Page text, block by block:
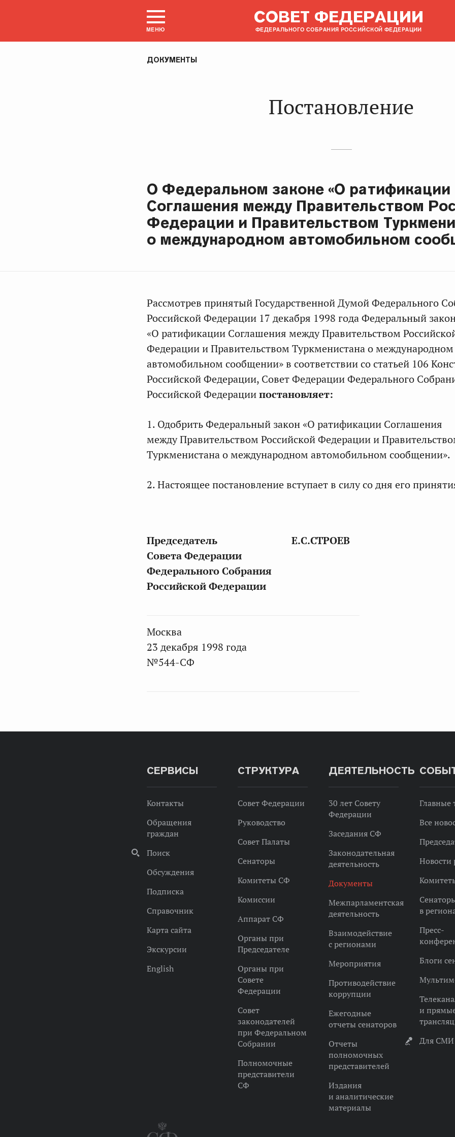
МЕНЮ
СОВЕТ ФЕДЕРАЦИИ
ФЕДЕРАЛЬНОГО СОБРАНИЯ РОССИЙСКОЙ ФЕДЕРАЦИИ
ДОКУМЕНТЫ
Постановление
О Федеральном законе «О ратификации
Соглашения между Правительством
Федерации и Правительством
о международном автомобильном
Рассмотрев принятый Государственной Думой Федерального
Российской Федерации 17 декабря 1998 года Федеральный
«О ратификации Соглашения между Правительством
Федерации и Правительством Туркменистана о международном
автомобильном сообщении» в соответствии со статьей 106
Российской Федерации, Совет Федерации Федерального
Российской Федерациипостановляет:
1. Одобрить Федеральный закон «О ратификации Соглашения
между Правительством Российской Федерации и
Туркменистана о международном автомобильном сообщении».
2. Настоящее постановление вступает в силу со дня его
Председатель
Совета Федерации
Федерального Собрания
Российской Федерации
Е.С.СТРОЕВ
Москва
23 декабря 1998 года
№544-СФ
СЕРВИСЫ
Контакты
Обращения
граждан
Поиск
Обсуждения
Подписка
Справочник
Карта сайта
Экскурсии
English
СТРУКТУРА
Совет Федерации
Руководство
Совет Палаты
Сенаторы
Комитеты СФ
Комиссии
Аппарат СФ
Органы при
Председателе
Органы при
Совете
Федерации
Совет
законодателей
при Федеральном
Собрании
Полномочные
представители
СФ
ДЕЯТЕЛЬНОСТЬ
30 лет Совету
Федерации
Заседания СФ
Законодательная
деятельность
Документы
Межпарламентская
деятельность
Взаимодействие
с регионами
Мероприятия
Противодействие
коррупции
Ежегодные
отчеты сенаторов
Отчеты
полномочных
представителей
Издания
и аналитические
материалы
Главные
Все
Новости
в
Пресс-
Блоги
и
Для СМИ